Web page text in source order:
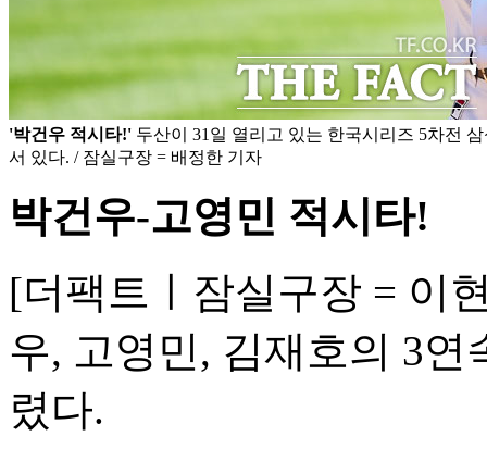
'박건우 적시타!' 두산이 31일 열리고 있는 한국시리즈 5차전
서 있다. / 잠실구장 = 배정한 기자
박건우-고영민 적시타!
[더팩트ㅣ잠실구장 = 이
우, 고영민, 김재호의 3
렸다.